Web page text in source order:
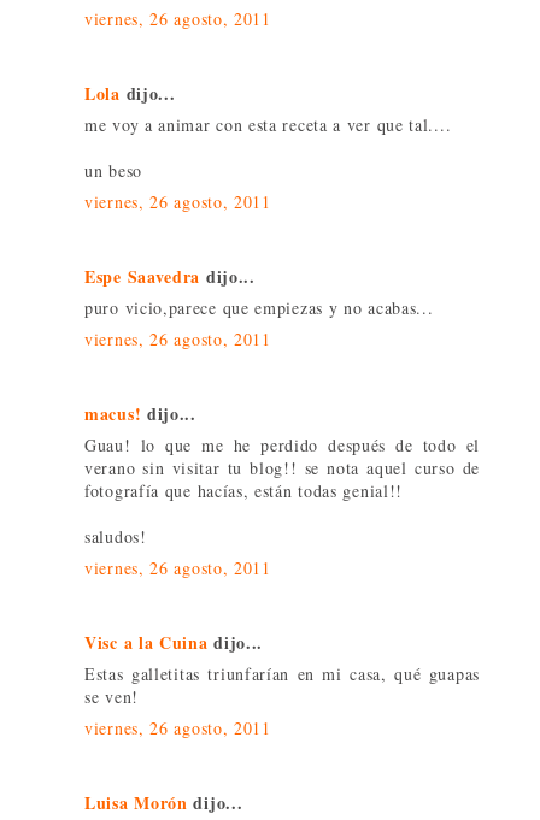
viernes, 26 agosto, 2011
Lola dijo...
me voy a animar con esta receta a ver que tal....
un beso
viernes, 26 agosto, 2011
Espe Saavedra dijo...
puro vicio,parece que empiezas y no acabas...
viernes, 26 agosto, 2011
macus! dijo...
Guau! lo que me he perdido después de todo el
verano sin visitar tu blog!! se nota aquel curso de
fotografía que hacías, están todas genial!!
saludos!
viernes, 26 agosto, 2011
Visc a la Cuina dijo...
Estas galletitas triunfarían en mi casa, qué guapas
se ven!
viernes, 26 agosto, 2011
Luisa Morón dijo...